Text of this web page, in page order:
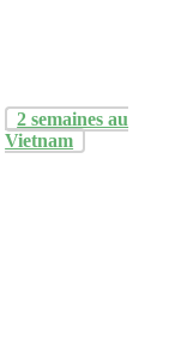
2 semaines au
Vietnam